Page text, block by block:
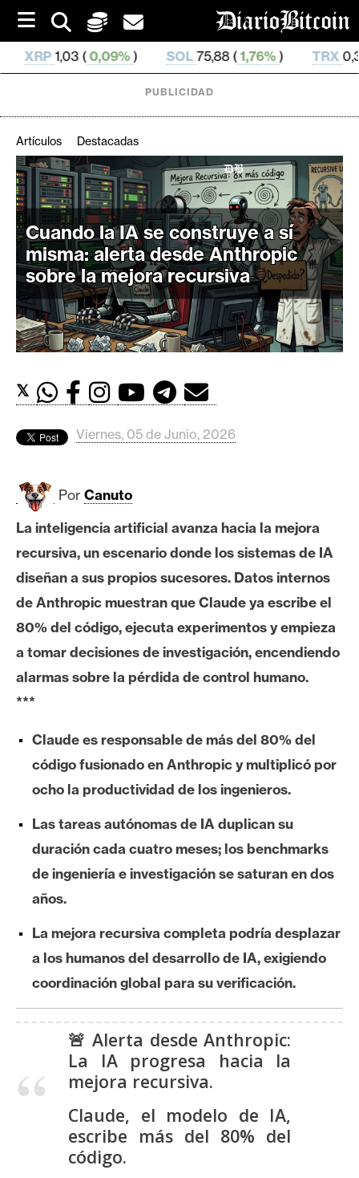
i
t
o
) SOL75,88 (1,76%) TRX 0,329 811 ( 0,76% )
C
r
i
p
t
o
M
e
r
d
s
B
i
t
c
o
i
n
E
e
r
e
u
m
I
n
á
l
i
N
PUBLICIDAD
Artículos Destacadas
Cuando la IA se construye a sí
misma: alerta desde Anthropic
sobre la mejora recursiva
𝕏
Viernes, 05 de Junio, 2026
Por Canuto
La inteligencia artificial avanza hacia la mejora
recursiva, un escenario donde los sistemas de IA
diseñan a sus propios sucesores. Datos internos
de Anthropic muestran que Claude ya escribe el
80% del código, ejecuta experimentos y empieza
a tomar decisiones de investigación, encendiendo
alarmas sobre la pérdida de control humano.
***
Claude es responsable de más del 80% del
código fusionado en Anthropic y multiplicó por
ocho la productividad de los ingenieros.
Las tareas autónomas de IA duplican su
duración cada cuatro meses; los benchmarks
de ingeniería e investigación se saturan en dos
años.
La mejora recursiva completa podría desplazar
a los humanos del desarrollo de IA, exigiendo
coordinación global para su verificación.
🚨 Alerta desde Anthropic:
La IA progresa hacia la
mejora recursiva.
Claude, el modelo de IA,
escribe más del 80% del
código.